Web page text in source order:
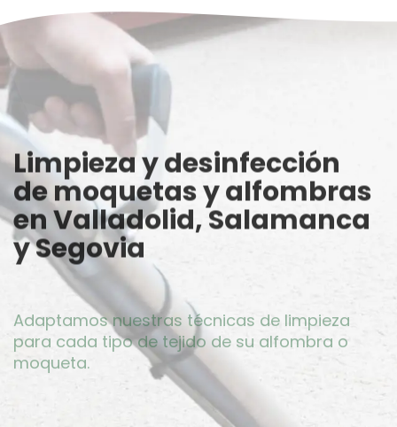
Limpieza y desinfección
de moquetas y alfombras
en Valladolid, Salamanca
y Segovia
Adaptamos nuestras técnicas de limpieza
para cada tipo de tejido de su alfombra o
moqueta.
Contáctanos